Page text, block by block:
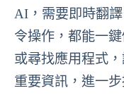
AI，需要即時翻
令操作，都能一
或尋找應用程式
重要資訊，進一